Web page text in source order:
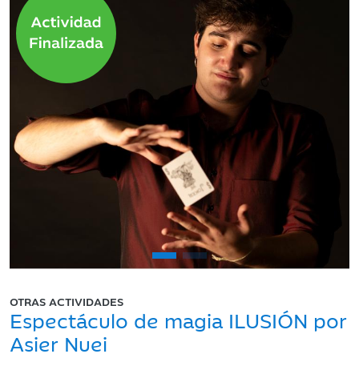
OTRAS ACTIVIDADES
Espectáculo de magia ILUSIÓN por
Asier Nuei